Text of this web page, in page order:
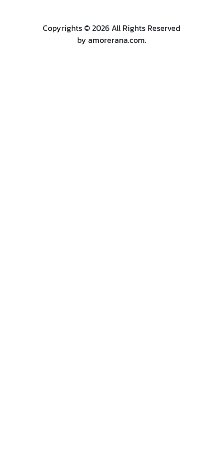
Copyrights © 2026 All Rights Reserved
by amorerana.com.